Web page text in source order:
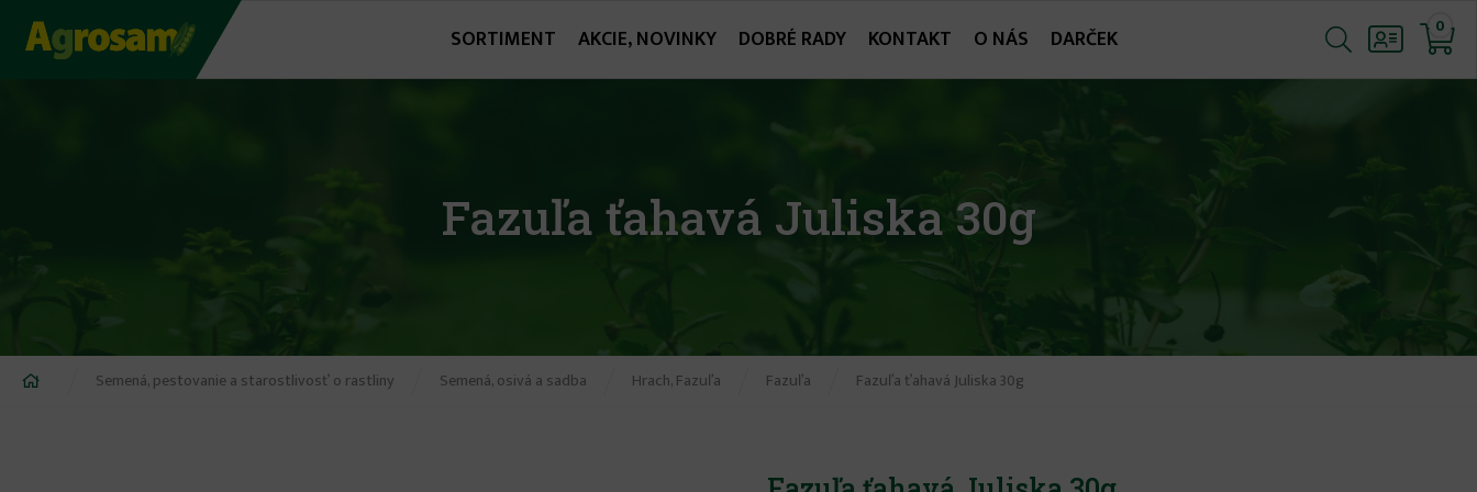
Jump
SORTIMENT AKCIE, NOVINKY DOBRÉ RADY KONTAKT O NÁS DARČEK 0
Fazuľa ťahavá Juliska 30g
NachádzateSemená, pestovanie a starostlivosť o rastliny Semená, osivá a sadba Hrach, Fazuľa Fazuľa Fazuľa ťahavá Juliska 30g